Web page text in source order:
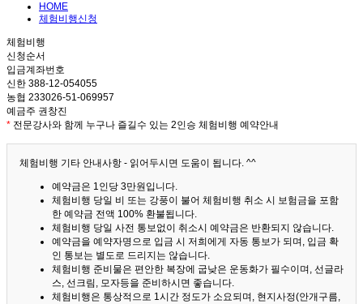
HOME
체험비행신청
체험비행
신청순서
입금계좌번호
신한 388-12-054055
농협 233026-51-069957
예금주 권창진
* 전문강사와 함께 누구나 즐길수 있는 2인승 체험비행 예약안내
체험비행 기타 안내사항 - 읽어두시면 도움이 됩니다. ^^
예약금은 1인당 3만원입니다.
체험비행 당일 비 또는 강풍이 불어 체험비행 취소 시 보험금을 포함
한 예약금 전액 100% 환불됩니다.
체험비행 당일 사전 통보없이 취소시 예약금은 반환되지 않습니다.
예약금을 예약자명으로 입금 시 저희에게 자동 통보가 되며, 입금 확
인 통보는 별도로 드리지는 않습니다.
체험비행 준비물은 편안한 복장에 굽낮은 운동화가 필수이며, 선글라
스, 선크림, 모자등을 준비하시면 좋습니다.
체험비행은 통상적으로 1시간 정도가 소요되며, 현지사정(안개구름,